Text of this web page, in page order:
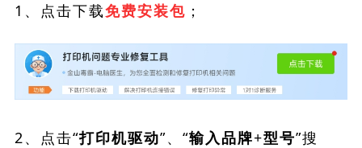
1、点击下载免费安装包 ；
2、点击“打印机驱动”、“输入品牌+型号”搜